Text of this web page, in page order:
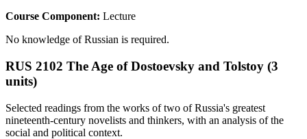
Course Component: Lecture
No knowledge of Russian is required.
RUS 2102 The Age of Dostoevsky and Tolstoy (3
units)
Selected readings from the works of two of Russia's greatest
nineteenth-century novelists and thinkers, with an analysis of the
social and political context.